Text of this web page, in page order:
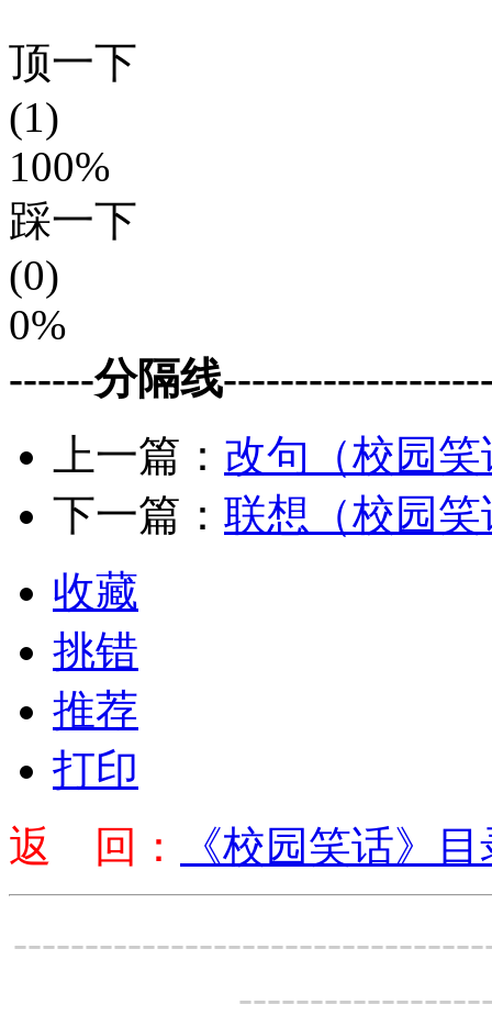
顶一下
(1)
100%
踩一下
(0)
0%
------分隔线
上一篇： 改句（校园
下一篇： 联想（校园
收藏
挑错
推荐
打印
返 回：
《校园笑话》